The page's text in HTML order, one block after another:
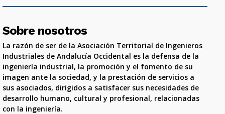
Sobre nosotros
La razón de ser de la Asociación Territorial de Ingenieros
Industriales de Andalucía Occidental es la defensa de la
ingeniería industrial, la promoción y el fomento de su
imagen ante la sociedad, y la prestación de servicios a
sus asociados, dirigidos a satisfacer sus necesidades de
desarrollo humano, cultural y profesional, relacionadas
con la ingeniería.